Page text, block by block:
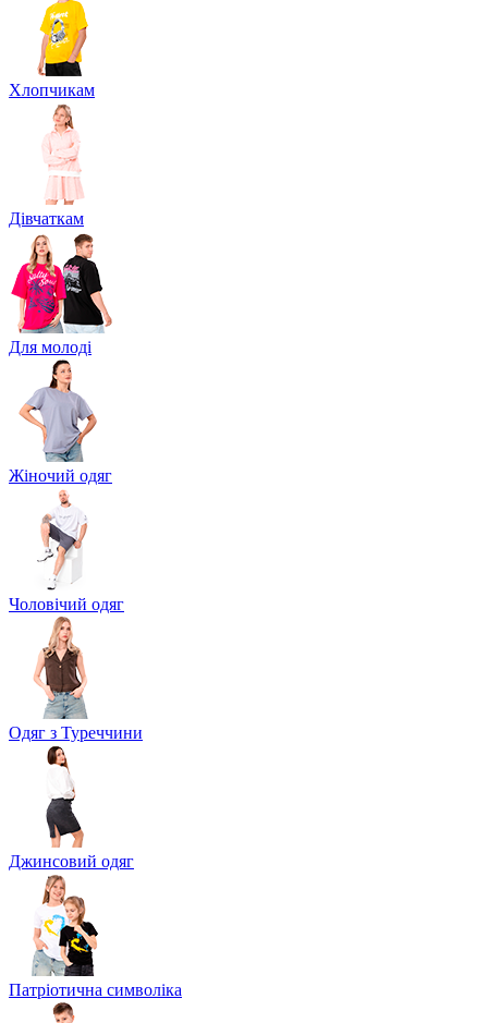
Хлопчикам
Дівчаткам
Для молоді
Жіночий одяг
Чоловічий одяг
Одяг з Туреччини
Джинсовий одяг
Патріотична символіка